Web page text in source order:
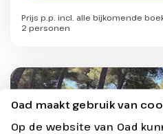
Oad maakt gebruik van
Op de website van Oad
Prijs p.p. incl. alle bijkomende
2 personen